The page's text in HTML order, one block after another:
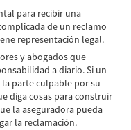
para recibir una
de un reclamo
representación legal.
y abogados que
a diario. Si un
parte culpable por su
diga cosas para construir
la aseguradora pueda
la reclamación.